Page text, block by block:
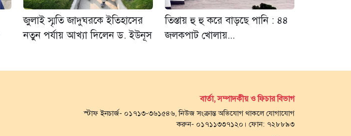
জুলাই স্মৃতি জাদুঘরকে ইতিহাসের
নতুন পর্যায় আখ্যা দিলেন ড. ইউনূস
তিস্তায় হু হু করে বাড়ছে পানি : ৪৪
জলকপাট খোলায়...
বার্তা, সম্পাদকীয় ও ফিচার বিভাগ
স্টাফ ইনচার্জ- ০১৭১৩-৩৬১৫৪৬, নিউজ সংক্রান্ত অভিযোগ থাকলে যোগাযোগ
করুন- ০১৭১১৩৩৭১২০। ফোন: ৭২৮৮৯৩